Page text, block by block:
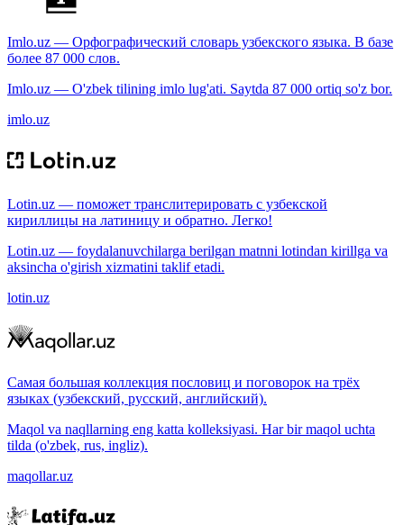
Imlo.uz — Орфографический словарь узбекского языка. В базе
более 87 000 слов.
Imlo.uz — O'zbek tilining imlo lug'ati. Saytda 87 000 ortiq so'z bor.
imlo.uz
Lotin.uz — поможет транслитерировать с узбекской
кириллицы на латиницу и обратно. Легко!
Lotin.uz — foydalanuvchilarga berilgan matnni lotindan kirillga va
aksincha o'girish xizmatini taklif etadi.
lotin.uz
Самая большая коллекция пословиц и поговорок на трёх
языках (узбекский, русский, английский).
Maqol va naqllarning eng katta kolleksiyasi. Har bir maqol uchta
tilda (o'zbek, rus, ingliz).
maqollar.uz